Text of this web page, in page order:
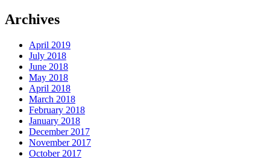
Archives
April 2019
July 2018
June 2018
May 2018
April 2018
March 2018
February 2018
January 2018
December 2017
November 2017
October 2017